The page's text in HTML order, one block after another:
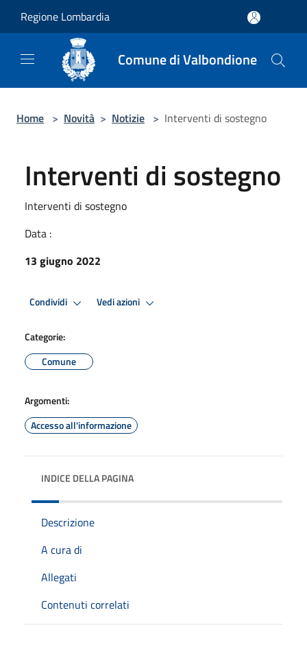
Regione Lombardia
Comune di Valbondione
Home > Novità > Notizie > Interventi di sostegno
Interventi di sostegno
Interventi di sostegno
Data :
13 giugno 2022
Condividi Vedi azioni
Categorie:
Comune
Argomenti:
Accesso all'informazione
INDICE DELLA PAGINA
Descrizione
A cura di
Allegati
Contenuti correlati